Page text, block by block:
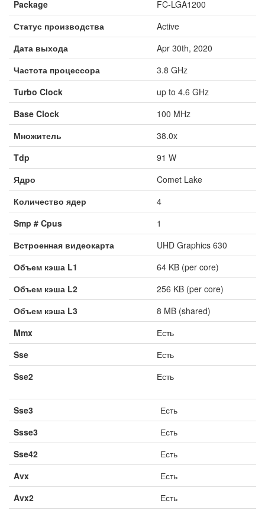
Package
FC-LGA1200
Статус производства
Active
Дата выхода
Apr 30th, 2020
Частота процессора
3.8 GHz
Turbo Clock
up to 4.6 GHz
Base Clock
100 MHz
Множитель
38.0x
Tdp
91 W
Ядро
Comet Lake
Количество ядер
4
Smp # Cpus
1
Встроенная видеокарта
UHD Graphics 630
Объем кэша L1
64 KB (per core)
Объем кэша L2
256 KB (per core)
Объем кэша L3
8 MB (shared)
Mmx
Есть
Sse
Есть
Sse2
Есть
Sse3
Есть
Ssse3
Есть
Sse42
Есть
Avx
Есть
Avx2
Есть